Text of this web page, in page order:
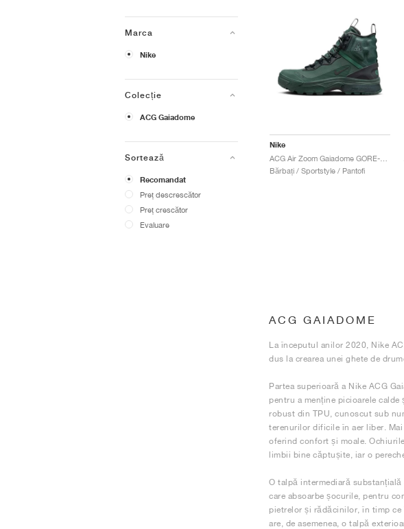
Marca
Nike
Colecție
ACG Gaiadome
Sortează
Recomandat
Preț descrescător
Preț crescător
Evaluare
Nike
Bărbați / Sportstyle / Pantofi
ACG GAIADOME
La începutul anilor 2020, Nike
dus la crearea unei ghete de
Partea superioară a Nike ACG
pentru a menține picioarele
robust din TPU, cunoscut sub
terenurilor dificile în aer liber.
oferind confort și moale.
limbii bine căptușite, iar o
O talpă intermediară
care absoarbe șocurile, pentru
pietrelor și rădăcinilor, în timp
are, de asemenea, o talpă